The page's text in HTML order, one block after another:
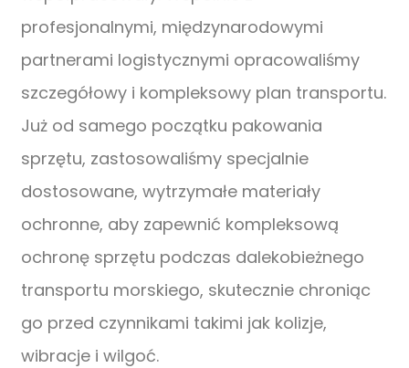
profesjonalnymi, międzynarodowymi
partnerami logistycznymi opracowaliśmy
szczegółowy i kompleksowy plan transportu.
Już od samego początku pakowania
sprzętu, zastosowaliśmy specjalnie
dostosowane, wytrzymałe materiały
ochronne, aby zapewnić kompleksową
ochronę sprzętu podczas dalekobieżnego
transportu morskiego, skutecznie chroniąc
go przed czynnikami takimi jak kolizje,
wibracje i wilgoć.